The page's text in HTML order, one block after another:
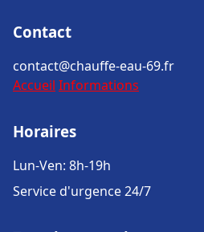
Contact
contact@chauffe-eau-69.fr
Accueil Informations
Horaires
Lun-Ven: 8h-19h
Service d'urgence 24/7